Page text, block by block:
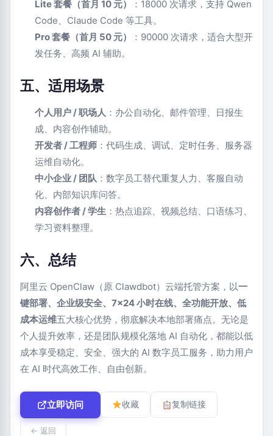
Lite 套餐（首月 10 元）
：18000 次请求，支持 Qwen
Code、Claude Code 等工具。
Pro 套餐（首月 50 元）
：90000 次请求，适合大型开
发任务、高频 AI 辅助。
五、适用场景
个人用户 / 职场人 ：办公自动化、邮件管理、日报生
成、内容创作辅助。
开发者 / 工程师 ：代码生成、调试、定时任务、服务器
运维自动化。
中小企业 / 团队 ：数字员工替代重复人力、客服自动
化、内部知识库问答。
内容创作者 / 学生 ：热点追踪、视频总结、口语练习、
学习资料整理。
六、总结
阿里云 OpenClaw（原 Clawdbot）云端托管方案，以一
键部署、企业级安全、7×24 小时在线、全功能开放、低
成本运维五大核心优势，彻底解决本地部署痛点。无论是
个人提升效率，还是团队规模化落地 AI 自动化，都能以低
成本享受稳定、安全、强大的 AI 数字员工服务，助力用户
在 AI 时代高效工作、自由创新。
立即访问 收藏 复制链接
← 返回